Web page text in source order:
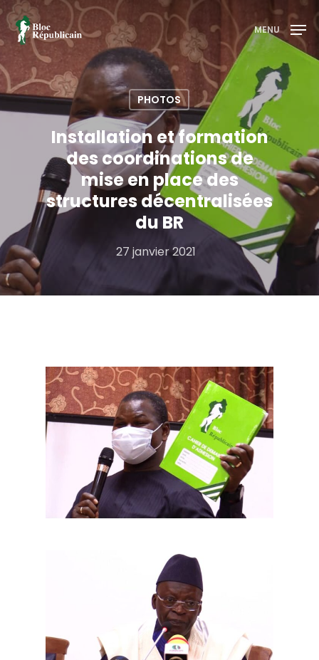
Appuyez sur entrée pour rechercher ou sur ESC
pour fermer
MENU
PHOTOS
Installation et formation
des coordinations de
mise en place des
structures décentralisées
du BR
27 janvier 2021